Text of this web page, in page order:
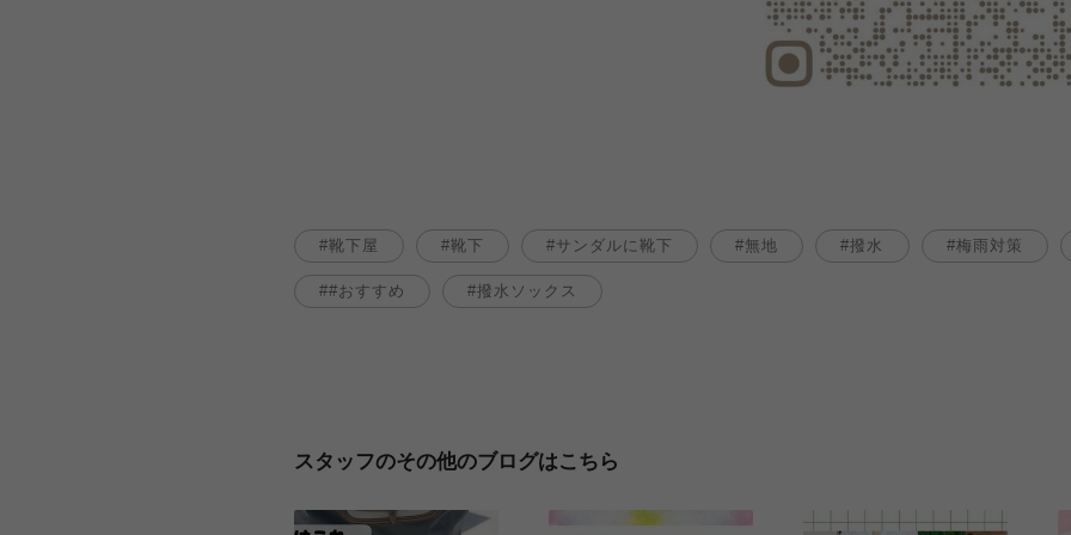
靴下屋 靴下 サンダルに靴下 無地 撥水 梅雨対策
#おすすめ 撥水ソックス
スタッフのその他のブログはこちら